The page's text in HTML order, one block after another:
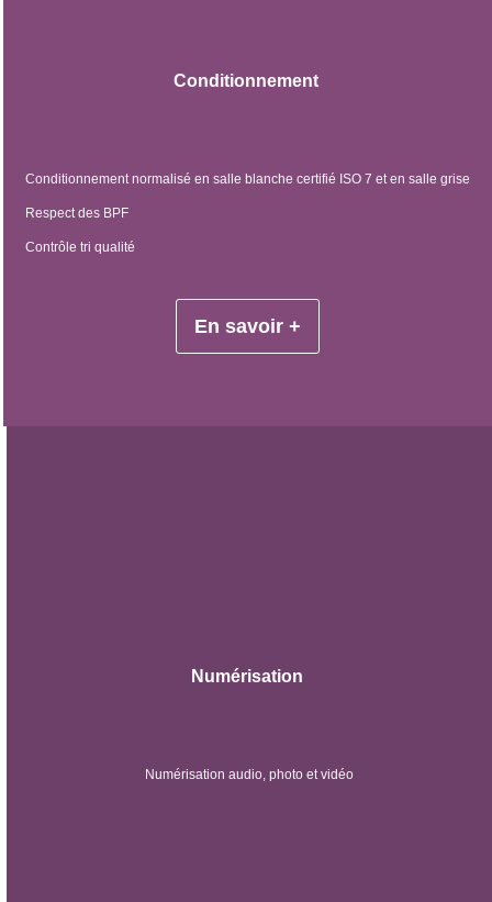
Conditionnement
Conditionnement normalisé en salle blanche certifié ISO 7 et en salle grise
Respect des BPF
Contrôle tri qualité
En savoir +
Numérisation
Numérisation audio, photo et vidéo